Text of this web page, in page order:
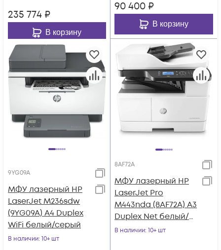
235 774 ₽
В корзину
90 400 ₽
В корзину
9YG09A
МФУ лазерный HP
LaserJet M236sdw
(9YG09A) A4 Duplex
WiFi белый/серый
В наличии: 10+ шт
8AF72A
МФУ лазерный HP
LaserJet Pro
M443nda (8AF72A) A3
Duplex Net белый/
черный
В наличии: 10+ шт